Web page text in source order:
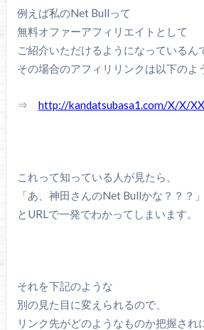
例えば私のNet Bullって
無料オファーアフィリエイトとして
ご紹介いただけるようになっているん
その場合のアフィリリンクは以下のよ
⇒ http://kandatsubasa1.com/X/X/
これって知っている人が見たら、
「あ、神田さんのNet Bullかな？？？」
とURLで一発でわかってしまいます。
それを下記のような
別の見た目に変えられるので、
リンク先がどのようなものか把握され